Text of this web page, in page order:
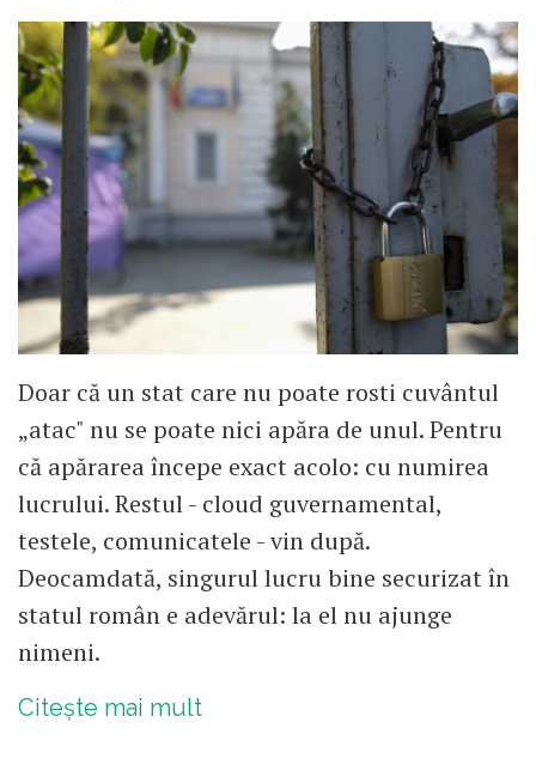
Doar că un stat care nu poate rosti cuvântul
„atac" nu se poate nici apăra de unul. Pentru
că apărarea începe exact acolo: cu numirea
lucrului. Restul - cloud guvernamental,
testele, comunicatele - vin după.
Deocamdată, singurul lucru bine securizat în
statul român e adevărul: la el nu ajunge
nimeni.
Citește mai mult